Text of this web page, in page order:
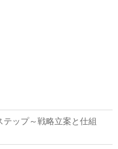
ップ～戦略立案と仕組